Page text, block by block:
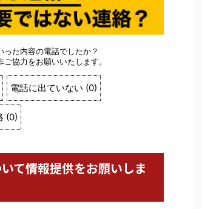
た内容の電話でしたか？
協力をお願いいたします。
電話に出ていない (0)
(0)
て情報提供をお願いしま